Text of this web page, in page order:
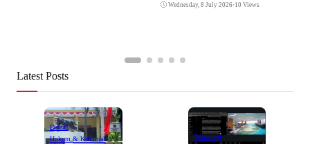
Wednesday, 8 July 2026•10 Views
Latest Posts
Daerah
Hukum & Kriminal
Teknologi